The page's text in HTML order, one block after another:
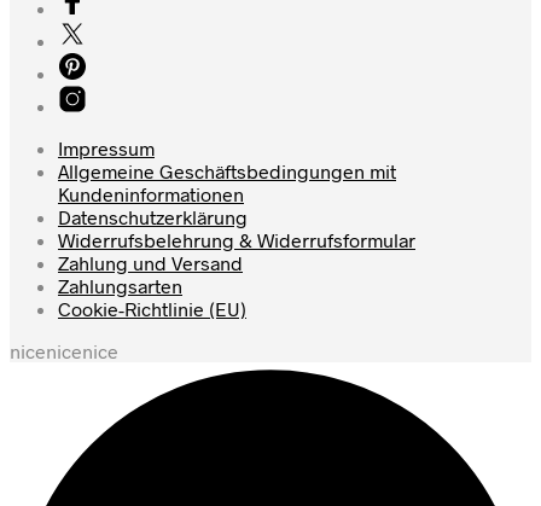
Impressum
Allgemeine Geschäftsbedingungen mit
Kundeninformationen
Datenschutzerklärung
Widerrufsbelehrung & Widerrufsformular
Zahlung und Versand
Zahlungsarten
Cookie-Richtlinie (EU)
nicenicenice